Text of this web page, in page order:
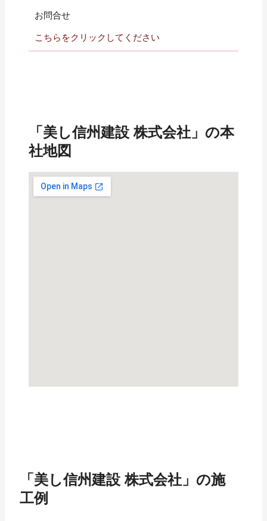
お問合せ
こちらをクリックしてください
「美し信州建設 株式会社」の本
社地図
「美し信州建設 株式会社」の施
工例